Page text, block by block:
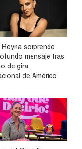
Reyna sorprende
mensaje tras
de gira
de Américo